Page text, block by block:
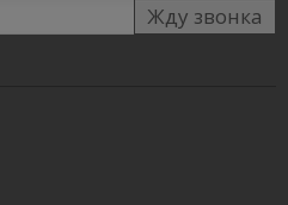
Жду звонка